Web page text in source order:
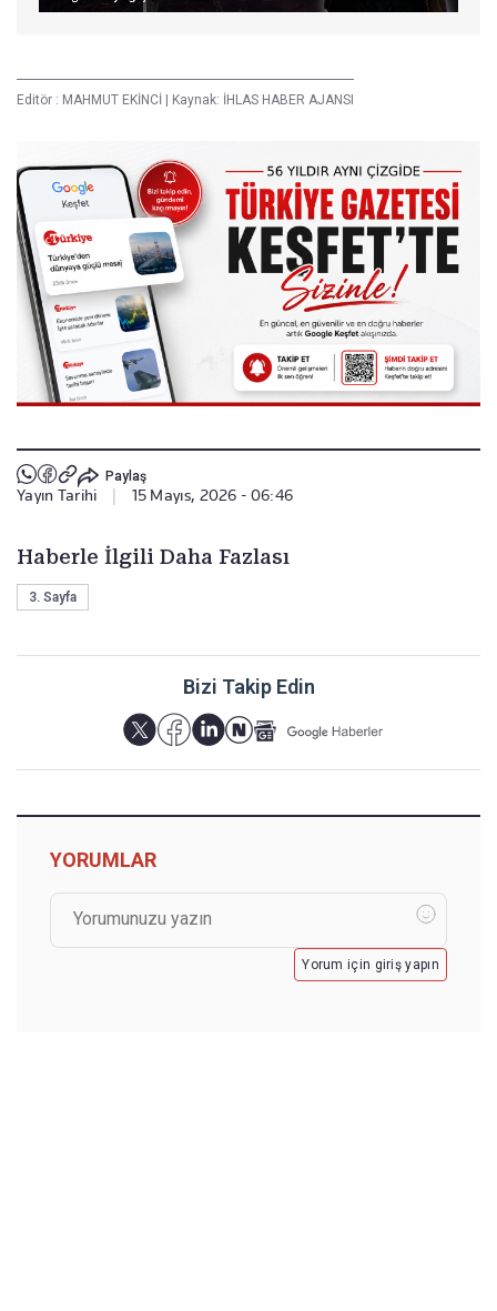
Editör : MAHMUT EKİNCİ | Kaynak: İHLAS HABER AJANSI
Paylaş
Yayın Tarihi 15 Mayıs, 2026 - 06:46
Haberle İlgili Daha Fazlası
3. Sayfa
Bizi Takip Edin
YORUMLAR
Yorum için giriş yapın